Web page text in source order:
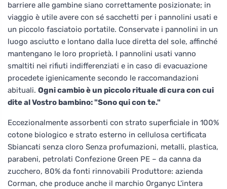
barriere alle gambine siano correttamente posizionate; in
viaggio è utile avere con sé sacchetti per i pannolini usati e
un piccolo fasciatoio portatile. Conservate i pannolini in un
luogo asciutto e lontano dalla luce diretta del sole, affinché
mantengano le loro proprietà. I pannolini usati vanno
smaltiti nei rifiuti indifferenziati e in caso di evacuazione
procedete igienicamente secondo le raccomandazioni
abituali. Ogni cambio è un piccolo rituale di cura con cui
dite al Vostro bambino: "Sono qui con te."
Eccezionalmente assorbenti con strato superficiale in 100%
cotone biologico e strato esterno in cellulosa certificata
Sbiancati senza cloro Senza profumazioni, metalli, plastica,
parabeni, petrolati Confezione Green PE – da canna da
zucchero, 80% da fonti rinnovabili Produttore: azienda
Corman, che produce anche il marchio Organyc L'intera